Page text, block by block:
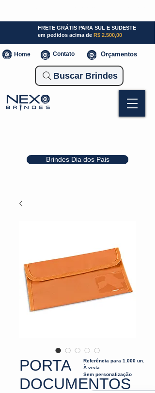
Brindes Dia dos Pais
FRETE GRÁTIS PARA SUL E SUDESTE
em pedidos acima de R$ 2.500,00
Home Contato Orçamentos
Buscar Brindes
PORTA
DOCUMENTOS
Referência para 1.000 un.
À vista
Sem personalização